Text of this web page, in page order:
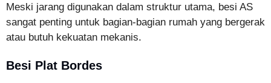
Meski jarang digunakan dalam struktur utama, besi AS
sangat penting untuk bagian-bagian rumah yang bergerak
atau butuh kekuatan mekanis.
Besi Plat Bordes